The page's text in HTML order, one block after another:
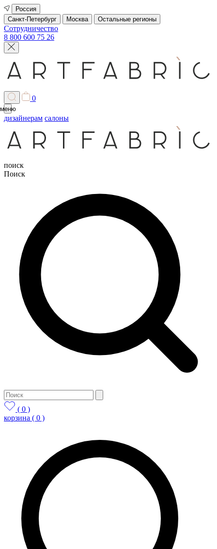
Россия
Санкт-Петербург
Москва Остальные регионы
Сотрудничество
8 800 600 75 26
0
меню
дизайнерам салоны
поиск
Поиск
( 0 )
корзина ( 0 )